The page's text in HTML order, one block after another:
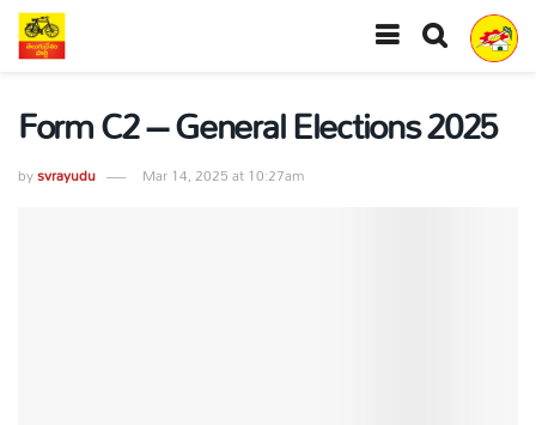
Form C2 – General Elections 2025
bysvrayudu Mar 14, 2025 at 10:27am